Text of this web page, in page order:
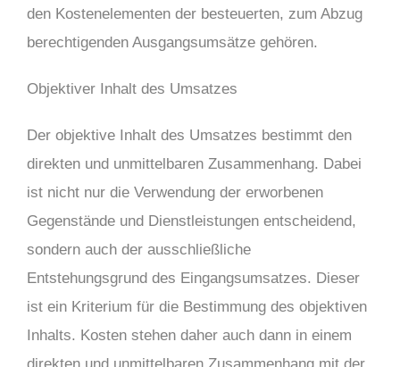
den Kostenelementen der besteuerten, zum Abzug
berechtigenden Ausgangsumsätze gehören.
Objektiver Inhalt des Umsatzes
Der objektive Inhalt des Umsatzes bestimmt den
direkten und unmittelbaren Zusammenhang. Dabei
ist nicht nur die Verwendung der erworbenen
Gegenstände und Dienstleistungen entscheidend,
sondern auch der ausschließliche
Entstehungsgrund des Eingangsumsatzes. Dieser
ist ein Kriterium für die Bestimmung des objektiven
Inhalts. Kosten stehen daher auch dann in einem